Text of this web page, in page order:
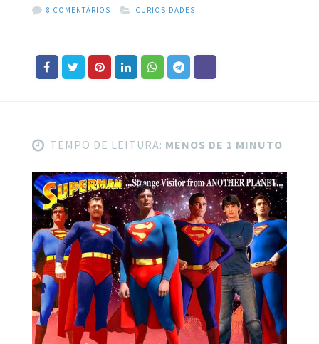
8 COMENTÁRIOS
CURIOSIDADES
TEMPO DE LEITURA: MENOS DE 1 MINUTO